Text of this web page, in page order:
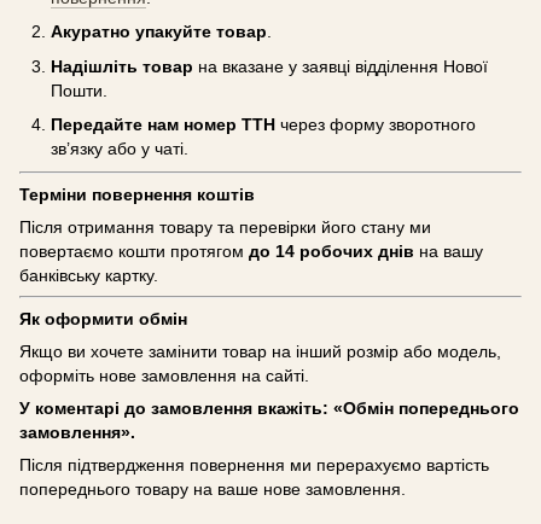
Акуратно упакуйте товар.
Надішліть товар на вказане у заявці відділення Нової
Пошти.
Передайте нам номер ТТН через форму зворотного
зв’язку або у чаті.
Терміни повернення коштів
Після отримання товару та перевірки його стану ми
повертаємо кошти протягом до 14 робочих днів на вашу
банківську картку.
Як оформити обмін
Якщо ви хочете замінити товар на інший розмір або модель,
оформіть нове замовлення на сайті.
У коментарі до замовлення вкажіть: «Обмін попереднього
замовлення».
Після підтвердження повернення ми перерахуємо вартість
попереднього товару на ваше нове замовлення.